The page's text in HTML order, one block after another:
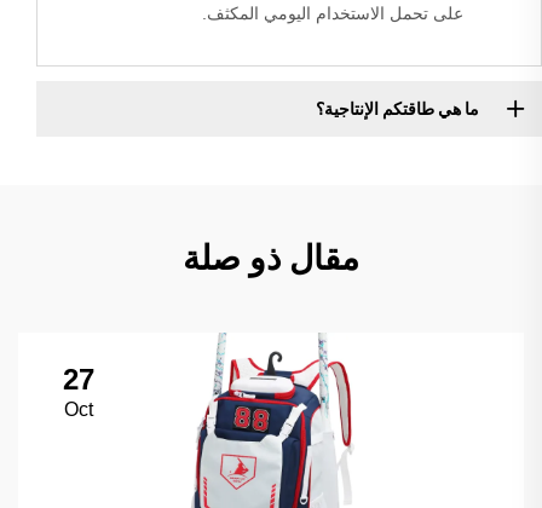
على تحمل الاستخدام اليومي المكثف.
ما هي طاقتكم الإنتاجية؟
مقال ذو صلة
27
Oct